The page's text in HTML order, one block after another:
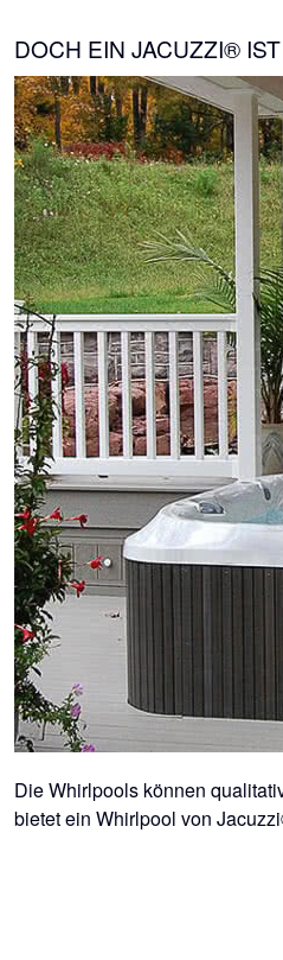
DOCH EIN JACUZZI®
Die Whirlpools können
bietet ein Whirlpool von